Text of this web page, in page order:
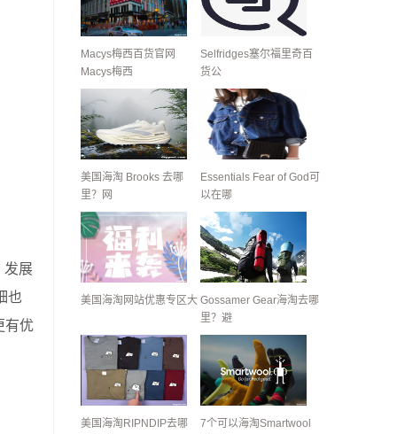
发展
也
有优
Macys梅西百货官网
Macys梅西
Selfridges塞尔福里奇百
货公
美国海淘 Brooks 去哪
里？网
Essentials Fear of God可
以在哪
美国海淘网站优惠专区大 Gossamer Gear海淘去哪
里？避
美国海淘RIPNDIP去哪
7个可以海淘Smartwool